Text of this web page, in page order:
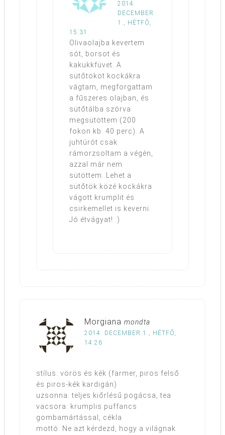
2014.
DECEMBER
1., HÉTFŐ,
15:31
Olivaolajba kevertem
sót, borsot és
kakukkfüvet. A
sütőtököt kockákra
vágtam, megforgattam
a fűszeres olajban, és
sütőtálba szórva
megsütöttem (200
fokon kb. 40 perc). A
juhtúrót csak
rámorzsoltam a végén,
azzal már nem
sütöttem. Lehet a
sütőtök közé kockákra
vágott krumplit és
csirkemellet is keverni.
Jó étvágyat! :)
Morgiana mondta
2014. DECEMBER 1., HÉTFŐ,
14:26
stílus: vörös és kék (farmer, piros felső
és piros-kék kardigán)
uzsonna: teljes kiőrlésű pogácsa, tea
vacsora: krumplis puffancs
gombamártással, cékla
mottó: Ne azt kérdezd, hogy a világnak